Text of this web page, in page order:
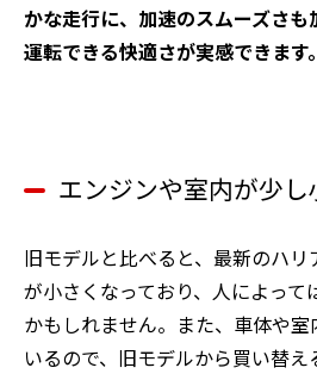
かな走行に、加速のスムーズさ
運転できる快適さが実感できます。
エンジンや室内が少
旧モデルと比べると、最新のハリ
が小さくなっており、人によって
かもしれません。また、車体や
いるので、旧モデルから買い替